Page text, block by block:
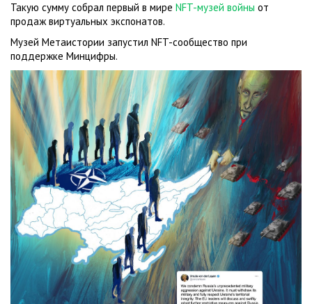
Такую сумму собрал первый в мире NFT-музей войны от
продаж виртуальных экспонатов.
Музей Метаистории запустил NFT-сообщество при
поддержке Минцифры.